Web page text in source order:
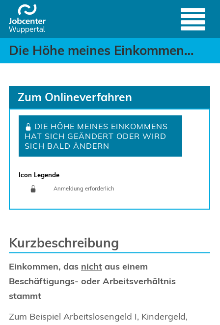
Zum Hauptinhalt springen
Die Höhe meines
Header
Die Höhe meines Einkommens/ meiner Einnahmen hat sich geändert oder wird sich bald ändern
Zum Onlineverfahren
DIE HÖHE MEINES EINKOMMENS
HAT SICH GEÄNDERT ODER WIRD
SICH BALD ÄNDERN
Icon Legende
Anmeldung erforderlich
Kurzbeschreibung
Einkommen, das nicht aus einem
Beschäftigungs- oder Arbeitsverhältnis
stammt
Zum Beispiel Arbeitslosengeld I, Kindergeld,